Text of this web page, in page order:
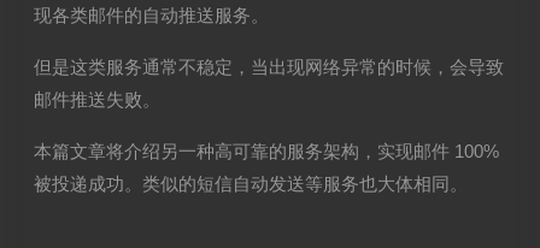
现各类邮件的自动推送服务。
但是这类服务通常不稳定，当出现网络异常的时候，会导致
邮件推送失败。
本篇文章将介绍另一种高可靠的服务架构，实现邮件 100%
被投递成功。类似的短信自动发送等服务也大体相同。